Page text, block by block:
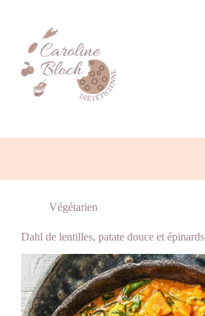
Végétarien
Dahl de lentilles, patate douce et épinards